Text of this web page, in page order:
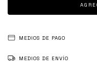
MEDIOS DE PAGO
MEDIOS DE ENVÍO